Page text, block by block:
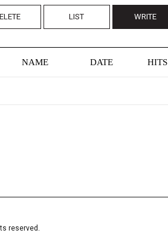
LIST WRITE
NAME DATE HITS
reserved.